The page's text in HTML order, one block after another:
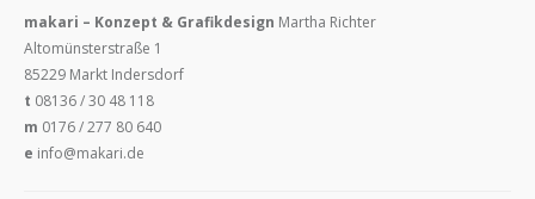
makari – Konzept & Grafikdesign Martha Richter
Altomünsterstraße 1
85229 Markt Indersdorf
t 08136 / 30 48 118
m 0176 / 277 80 640
e info@makari.de